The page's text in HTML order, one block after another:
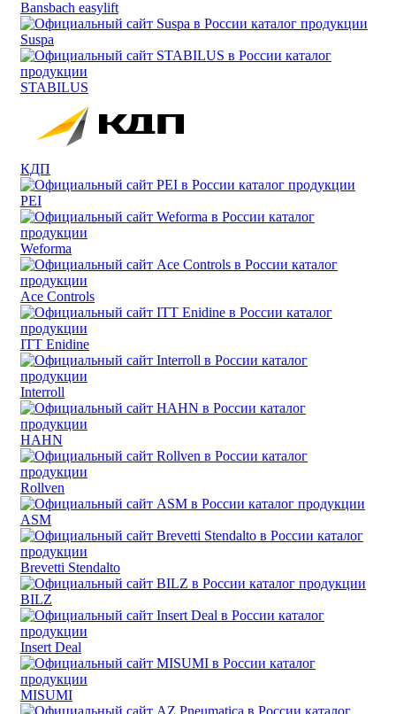
Bansbach easylift
Suspa
STABILUS
КДП
PEI
Weforma
Ace Controls
ITT Enidine
Interroll
HAHN
Rollven
ASM
Brevetti Stendalto
BILZ
Insert Deal
MISUMI